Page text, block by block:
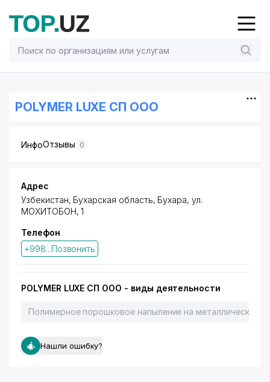
POLYMER LUXE СП ООО
ИнфоОтзывы 0
Адрес
Узбекистан, Бухарская область, Бухара,ул.
МОХИТОБОН, 1
Телефон
+998...Позвонить
POLYMER LUXE СП ООО - виды деятельности
Полимерное порошковое напыление на металлические
Нашли ошибку?